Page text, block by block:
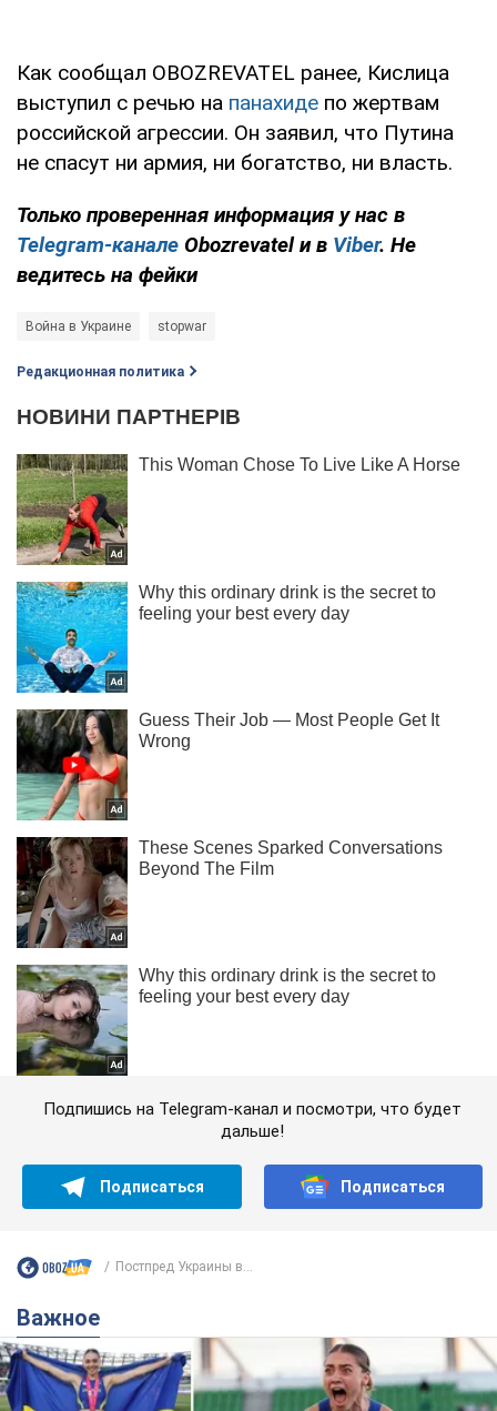
Как сообщал OBOZREVATEL ранее, Кислица
выступил с речью на панахиде по жертвам
российской агрессии. Он заявил, что Путина
не спасут ни армия, ни богатство, ни власть.
Только проверенная информация у нас в
Telegram-канале Obozrevatel и в Viber. Не
ведитесь на фейки
Война в Украине stopwar
Редакционная политика
Подпишись на Telegram-канал и посмотри, что будет
дальше!
Подписаться Подписаться
Постпред Украины в...
Важное